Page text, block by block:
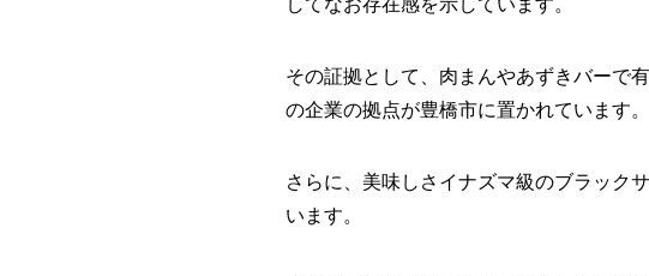
してなお存在感を示しています。
その証拠として、肉まんやあずきバーで
の企業の拠点が豊橋市に置かれています。
さらに、美味しさイナズマ級のブラック
います。